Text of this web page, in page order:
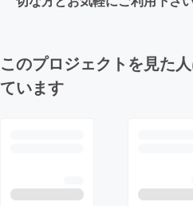
このプロジェクトを見た
ています